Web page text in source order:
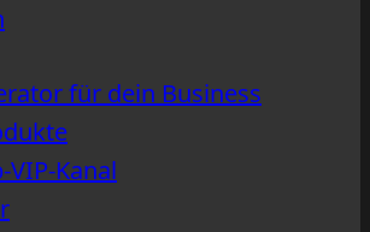
für dein Business
Kanal